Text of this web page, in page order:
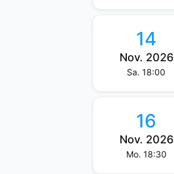
14
Nov. 2026
Sa. 18:00
16
Nov. 2026
Mo. 18:30